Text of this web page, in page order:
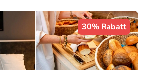
30% Rabatt